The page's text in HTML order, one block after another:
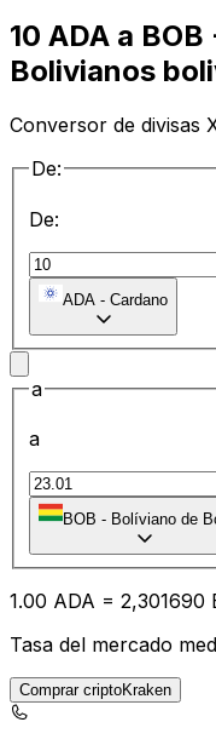
10 ADA a
Bolivianos
Conversor de divisas
De:
De:
ADA - Cardano
a
a
BOB - Bolíviano de
1.00 ADA = 2,301690
Tasa del mercado
Comprar criptoKraken